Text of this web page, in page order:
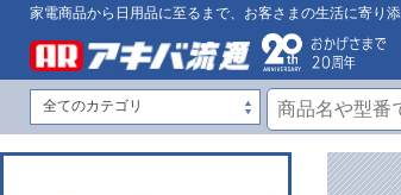
家電商品から日用品に至るまで、お客さまの生活に寄り